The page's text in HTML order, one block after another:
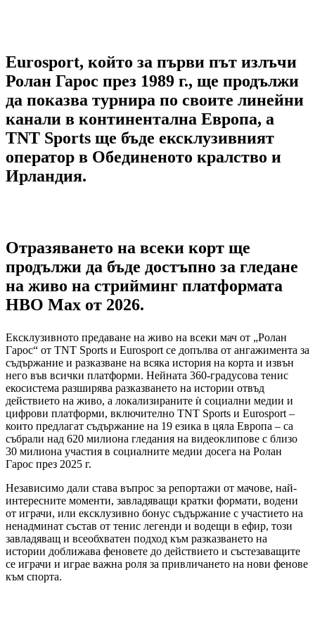
Eurosport, който за първи път излъчи
Ролан Гарос през 1989 г., ще продължи
да показва турнира по своите линейни
канали в континентална Европа, а
TNT Sports ще бъде ексклузивният
оператор в Обединеното кралство и
Ирландия.
Отразяването на всеки корт ще
продължи да бъде достъпно за гледане
на живо на стрийминг платформата
HBO Max от 2026.
Ексклузивното предаване на живо на всеки мач от „Ролан
Гарос“ от TNT Sports и Eurosport се допълва от ангажимента за
съдържание и разказване на всяка история на корта и извън
него във всички платформи. Нейната 360-градусова тенис
екосистема разширява разказването на истории отвъд
действието на живо, а локализираните ѝ социални медии и
цифрови платформи, включително TNT Sports и Eurosport –
които предлагат съдържание на 19 езика в цяла Европа – са
събрали над 620 милиона гледания на видеоклипове с близо
30 милиона участия в социалните медии досега на Ролан
Гарос през 2025 г.
Независимо дали става въпрос за репортажи от мачове, най-
интересните моменти, завладяващи кратки формати, водени
от играчи, или ексклузивно бонус съдържание с участието на
ненадминат състав от тенис легенди и водещи в ефир, този
завладяващ и всеобхватен подход към разказването на
истории доближава феновете до действието и състезаващите
се играчи и играе важна роля за привличането на нови фенове
към спорта.